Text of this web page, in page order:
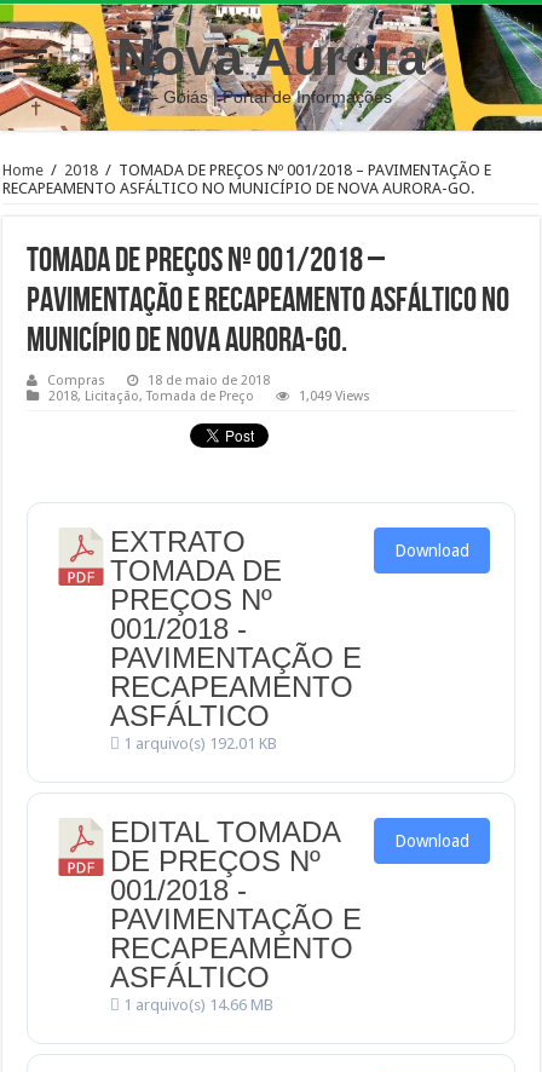
Nova Aurora
– Goiás | Portal de Informações
Home / 2018 / TOMADA DE PREÇOS Nº 001/2018 – PAVIMENTAÇÃO E
RECAPEAMENTO ASFÁLTICO NO MUNICÍPIO DE NOVA AURORA-GO.
TOMADA DE PREÇOS Nº 001/2018 –
PAVIMENTAÇÃO E RECAPEAMENTO ASFÁLTICO NO
MUNICÍPIO DE NOVA AURORA-GO.
Compras
18 de maio de 2018
2018, Licitação,Tomada de Preço 1,049 Views
EXTRATO
TOMADA DE
PREÇOS Nº
001/2018 -
PAVIMENTAÇÃO E
RECAPEAMENTO
ASFÁLTICO
1 arquivo(s) 192.01 KB
Download
EDITAL TOMADA
DE PREÇOS Nº
001/2018 -
PAVIMENTAÇÃO E
RECAPEAMENTO
ASFÁLTICO
1 arquivo(s) 14.66 MB
Download